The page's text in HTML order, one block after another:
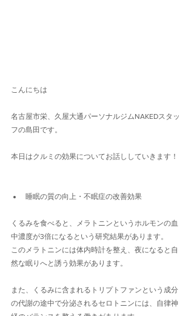
こんにちは
名古屋市栄、久屋大通パーソナルジムNAKEDスタッ
フの島田です。
本日はクルミの効果についてお話ししていきます！
睡眠の質の向上・不眠症の改善効果
くるみを食べると、メラトニンというホルモンの血
中濃度が3倍になるという研究結果があります。
このメラトニンには体内時計を整え、夜になると自
然な眠りへと誘う効果があります。
また、くるみに含まれるトリプトファンという成分
の代謝の途中で分泌されるセロトニンには、自律神